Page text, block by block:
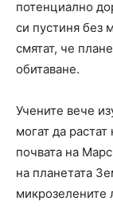
потенциално
си пустиня без
смятат, че
обитаване.
Учените вече
могат да
почвата на
на планетата
микрозелените